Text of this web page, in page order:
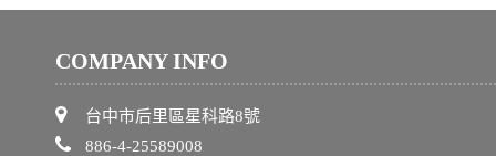
COMPANY INFO
台中市后里區星科路8號
886-4-25589008